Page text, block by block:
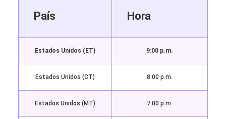
País Hora
Estados Unidos (ET) 9:00 p.m.
Estados Unidos (CT) 8:00 p.m.
Estados Unidos (MT) 7:00 p.m.